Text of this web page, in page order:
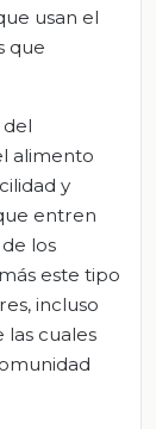
usan el
que
alimento
y
entren
los
este tipo
incluso
las cuales